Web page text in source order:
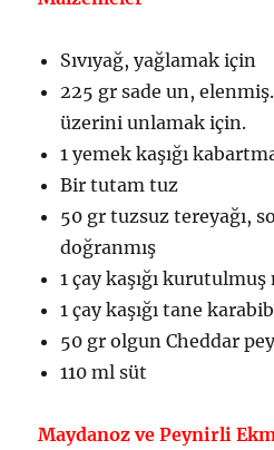
Sıvıyağ, yağlamak için
225 gr sade un,
üzerini unlamak için.
1 yemek kaşığı
Bir tutam tuz
50 gr tuzsuz tereyağı,
doğranmış
1 çay kaşığı
1 çay kaşığı tane
50 gr olgun Cheddar
110 ml süt
Maydanoz ve Peynirli